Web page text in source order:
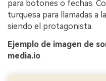
para botones o fechas.
turquesa para llamadas a
siendo el protagonista.
Ejemplo de imagen de
media.io